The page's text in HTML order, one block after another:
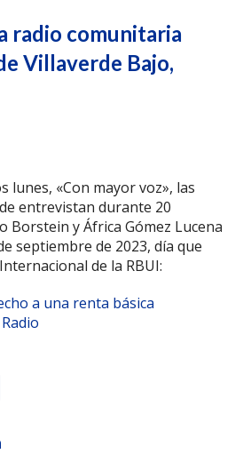
radio comunitaria
Villaverde Bajo,
lunes, «Con mayor voz», las
entrevistan durante 20
Borstein y África Gómez Lucena
septiembre de 2023, día que
de la RBUI:
a una renta básica